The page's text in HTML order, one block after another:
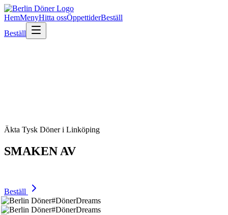
HemMenyHitta ossÖppettiderBeställ
Beställ
Äkta Tysk Döner i Linköping
SMAKEN AV
Beställ
#DönerDreams
#DönerDreams